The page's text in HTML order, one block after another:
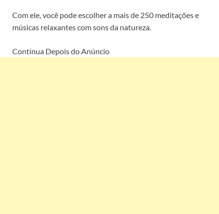
Com ele, você pode escolher a mais de 250 meditações e
músicas relaxantes com sons da natureza.
Continua Depois do Anúncio